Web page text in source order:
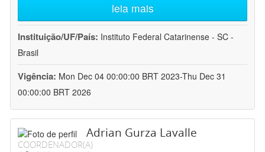
leia mais
Instituição/UF/País: Instituto Federal Catarinense - SC -
Brasil
Vigência: Mon Dec 04 00:00:00 BRT 2023-Thu Dec 31
00:00:00 BRT 2026
Adrian Gurza Lavalle
COORDENADOR(A)